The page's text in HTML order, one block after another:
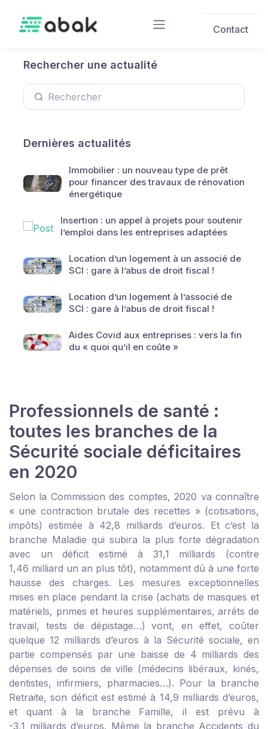
Contact
Rechercher une actualité
Dernières actualités
Immobilier : un nouveau type de prêt
pour financer des travaux de rénovation
énergétique
Insertion : un appel à projets pour soutenir
l’emploi dans les entreprises adaptées
Location d’un logement à un associé de
SCI : gare à l’abus de droit fiscal !
Location d’un logement à l’associé de
SCI : gare à l’abus de droit fiscal !
Aides Covid aux entreprises : vers la fin
du « quoi qu’il en coûte »
Professionnels de santé :
toutes les branches de la
Sécurité sociale déficitaires
en 2020
Selon la Commission des comptes, 2020 va connaître
« une contraction brutale des recettes » (cotisations,
impôts) estimée à 42,8 milliards d’euros. Et c’est la
branche Maladie qui subira la plus forte dégradation
avec un déficit estimé à 31,1 milliards (contre
1,46 milliard un an plus tôt), notamment dû à une forte
hausse des charges. Les mesures exceptionnelles
mises en place pendant la crise (achats de masques et
matériels, primes et heures supplémentaires, arrêts de
travail, tests de dépistage…) vont, en effet, coûter
quelque 12 milliards d’euros à la Sécurité sociale, en
partie compensés par une baisse de 4 milliards des
dépenses de soins de ville (médecins libéraux, kinés,
dentistes, infirmiers, pharmacies…). Pour la branche
Retraite, son déficit est estimé à 14,9 milliards d’euros,
et quant à la branche Famille, il est prévu à
-3,1 milliards d’euros. Même la branche Accidents du